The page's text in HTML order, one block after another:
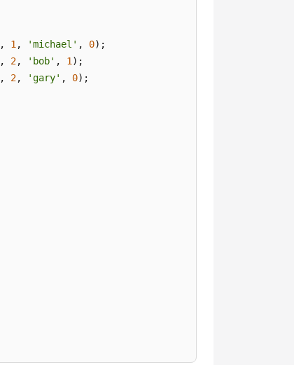
, 1 , 'michael' , 0);
, 2, 'bob' , 1 );
, 2, 'gary' , 0);